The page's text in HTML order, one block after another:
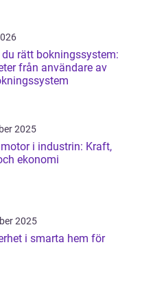
rätt bokningssystem:
från användare av
2025
i industrin: Kraft,
ekonomi
2025
i smarta hem för